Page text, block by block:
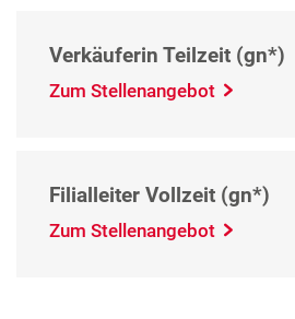
Verkäuferin Teilzeit (gn*)
Zum Stellenangebot
Filialleiter Vollzeit (gn*)
Zum Stellenangebot